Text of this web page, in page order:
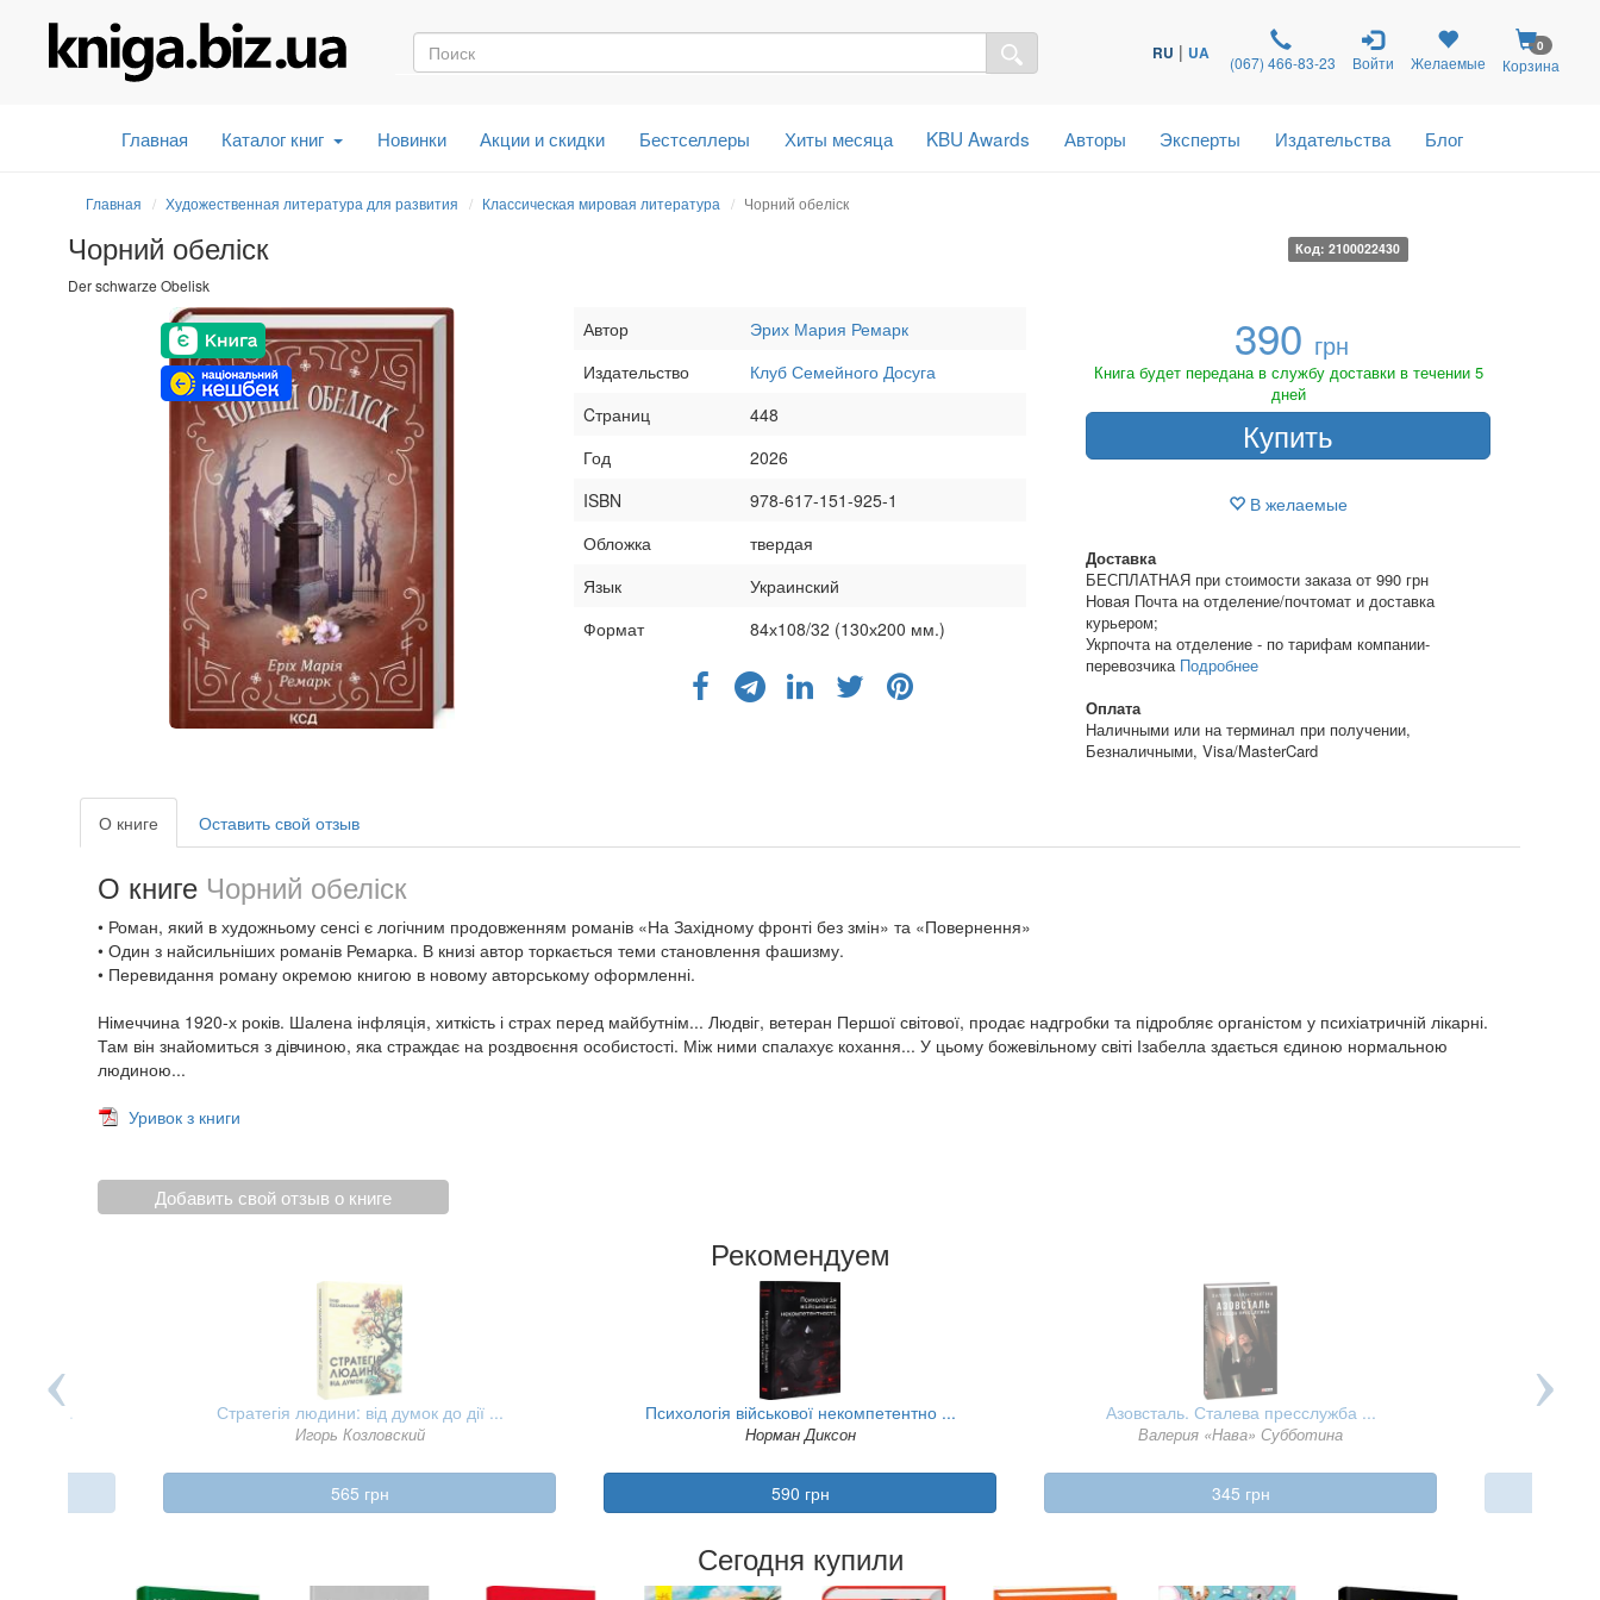
RU | UA (067) 466-83-23 Войти Желаемые
0
Корзина
Главная Каталог книг Новинки Акции и скидки Бестселлеры Хиты месяца KBU Awards Авторы Эксперты Издательства Блог
Главная Художественная литература для развития Классическая мировая литература Чорний обеліск
Чорний обеліск
Der schwarze Obelisk
Код: 2100022430
390 грн
Книга будет передана в службу доставки в течении 5
дней
Купить
В желаемые
Доставка
БЕСПЛАТНАЯ при стоимости заказа от 990 грн
Новая Почта на отделение/почтомат и доставка
курьером;
Укрпочта на отделение - по тарифам компании-
перевозчика Подробнее
Оплата
Наличными или на терминал при получении,
Безналичными, Visa/MasterCard
Автор
Эрих Мария Ремарк
Издательство
Клуб Семейного Досуга
Cтраниц
448
Год
2026
ISBN
978-617-151-925-1
Обложка
твердая
Язык
Украинский
Формат
84х108/32 (130х200 мм.)
О книге Оставить свой отзыв
О книге Чорний обеліск
• Роман, який в художньому сенсі є логічним продовженням романів «На Західному фронті без змін» та «Повернення»
• Один з найсильніших романів Ремарка. В книзі автор торкається теми становлення фашизму.
• Перевидання роману окремою книгою в новому авторському оформленні.
Німеччина 1920-х років. Шалена інфляція, хиткість і страх перед майбутнім... Людвіг, ветеран Першої світової, продає надгробки та підробляє органістом у психіатричній лікарні.
Там він знайомиться з дівчиною, яка страждає на роздвоєння особистості. Між ними спалахує кохання... У цьому божевільному світі Ізабелла здається єдиною нормальною
людиною...
Уривок з книги
Добавить свой отзыв о книге
Рекомендуем
про б ... Стратегія людини: від думок до дії ...
Игорь Козловский
565 грн
Психологія військової некомпетентно ...
Норман Диксон
590 грн
Азовсталь. Сталева пресслужба ...
Валерия «Нава» Субботина
345 грн
Сегодня купили